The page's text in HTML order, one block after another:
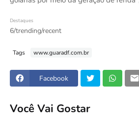
Destaques
6/trending/recent
Tags www.guaradf.com.br
Facebook
Você Vai Gostar